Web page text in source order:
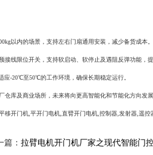
以内的场景，支持左右门扇通用安装，减少备货成本。
接线限位开关，支持软启动、软停止及遇阻反弹功能，提
应-20℃至50℃的工作环境，确保长期稳定运行。
仓库及商业场所，未来将向更高智能化和节能化方向发
移开门机,平开门电机,直臂开门电机,控制器,发射器,遥控
篇： 拉臂电机开门机厂家之现代智能门